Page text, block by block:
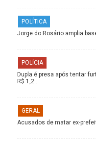
POLÍTICA
Jorge do Rosário amplia
POLÍCIA
Dupla é presa após tentar
R$ 1,2…
GERAL
Acusados de matar ex-